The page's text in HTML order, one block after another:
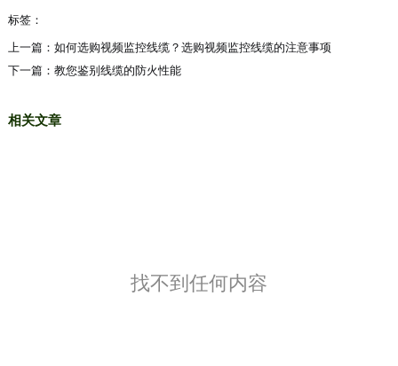
标签：
上一篇： 如何选购视频监控线缆？选购视频监控线缆的注意事项
下一篇： 教您鉴别线缆的防火性能
相关文章
找不到任何内容